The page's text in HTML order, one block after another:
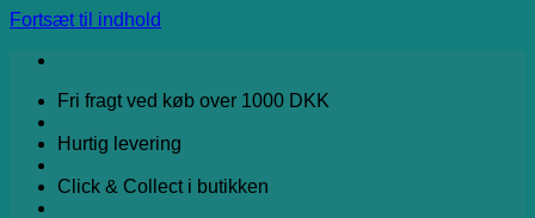
Fortsæt til indhold
Fri fragt ved køb over 1000 DKK
Hurtig levering
Click & Collect i butikken